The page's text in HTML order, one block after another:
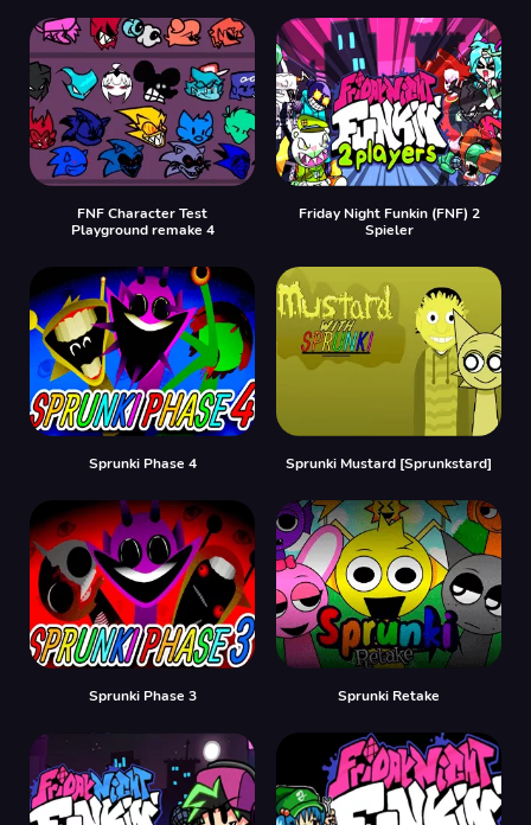
FNF Character Test
Playground remake 4
Friday Night Funkin (FNF) 2
Spieler
Sprunki Phase 4 Sprunki Mustard [Sprunkstard]
Sprunki Phase 3 Sprunki Retake